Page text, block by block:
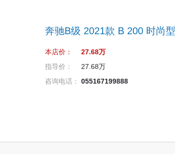
奔驰B级 2021款 B 200 时尚型
本店价：
27.68万
指导价：
27.68万
咨询电话：
055167199888